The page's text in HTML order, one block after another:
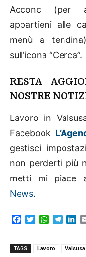
Acconc (per
appartieni alle
menù a
sull’icona “Cerca”.
RESTA
NOSTRE
Lavoro in
Facebook
gestisci
non perderti più
metti mi piace
News.
e
t
W
t
e
k
TAGS Lavoro Valsusa